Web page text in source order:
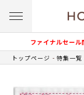
ファイナルセー
トップページ 特集一覧